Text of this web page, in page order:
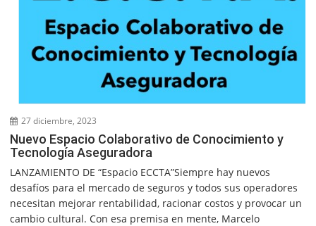
27 diciembre, 2023
Nuevo Espacio Colaborativo de Conocimiento y
Tecnología Aseguradora
LANZAMIENTO DE “Espacio ECCTA”Siempre hay nuevos
desafíos para el mercado de seguros y todos sus operadores
necesitan mejorar rentabilidad, racionar costos y provocar un
cambio cultural. Con esa premisa en mente, Marcelo